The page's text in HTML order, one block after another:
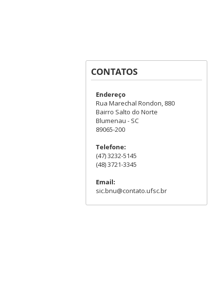
CONTATOS
Endereço
Rua Marechal Rondon, 880
Bairro Salto do Norte
Blumenau - SC
89065-200
Telefone:
(47) 3232-5145
(48) 3721-3345
Email:
sic.bnu@contato.ufsc.br